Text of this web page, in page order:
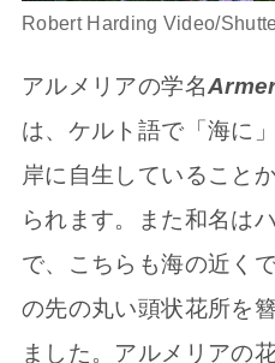
Robert Harding Video/
アルメリアの学名
は、ケルト語で「海に
岸に自生していること
られます。また和名は
で、こちらも海の近く
の先の丸い頭状花所を
ました。アルメリアの